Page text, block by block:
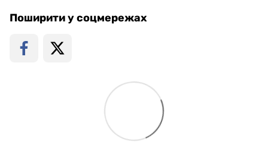
Поширити у соцмережах